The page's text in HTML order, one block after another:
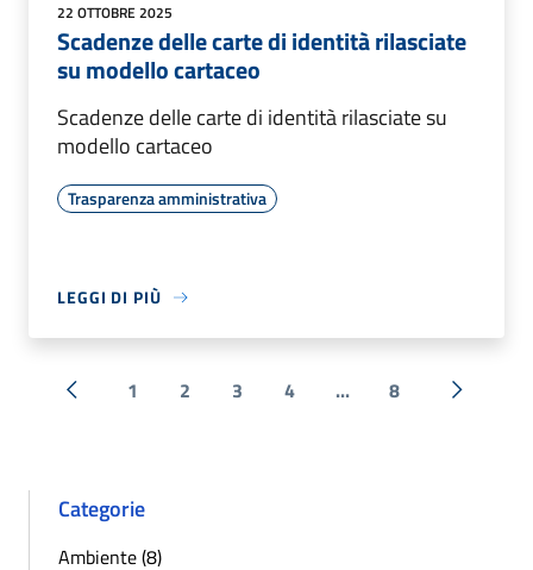
22 OTTOBRE 2025
Scadenze delle carte di identità rilasciate
su modello cartaceo
Scadenze delle carte di identità rilasciate su
modello cartaceo
Trasparenza amministrativa
LEGGI DI PIÙ
« Precedente
1 2 3 4 ... 8
Categorie
Ambiente (8)